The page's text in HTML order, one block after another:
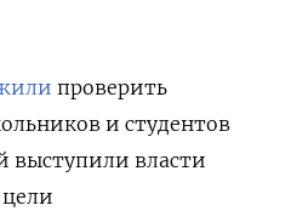
проверить
и студентов
выступили власти
цели